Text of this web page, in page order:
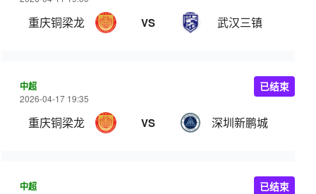
重庆铜梁龙 VS 武汉三镇
中超
2026-04-17 19:35
重庆铜梁龙 VS 深圳新鹏城
已结束
中超 已结束